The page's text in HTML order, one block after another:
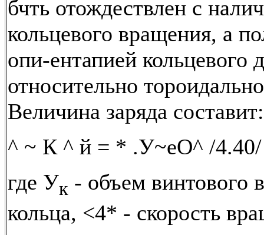
бчть отождествлен с
кольцевого вращения, а
опи-ентапией кольцевого
относительно
Величина заряда составит:
^ ~ К ^ й = * .У~еО^ /4.40/
где Ук - объем винтового
кольца, <4* - скорость